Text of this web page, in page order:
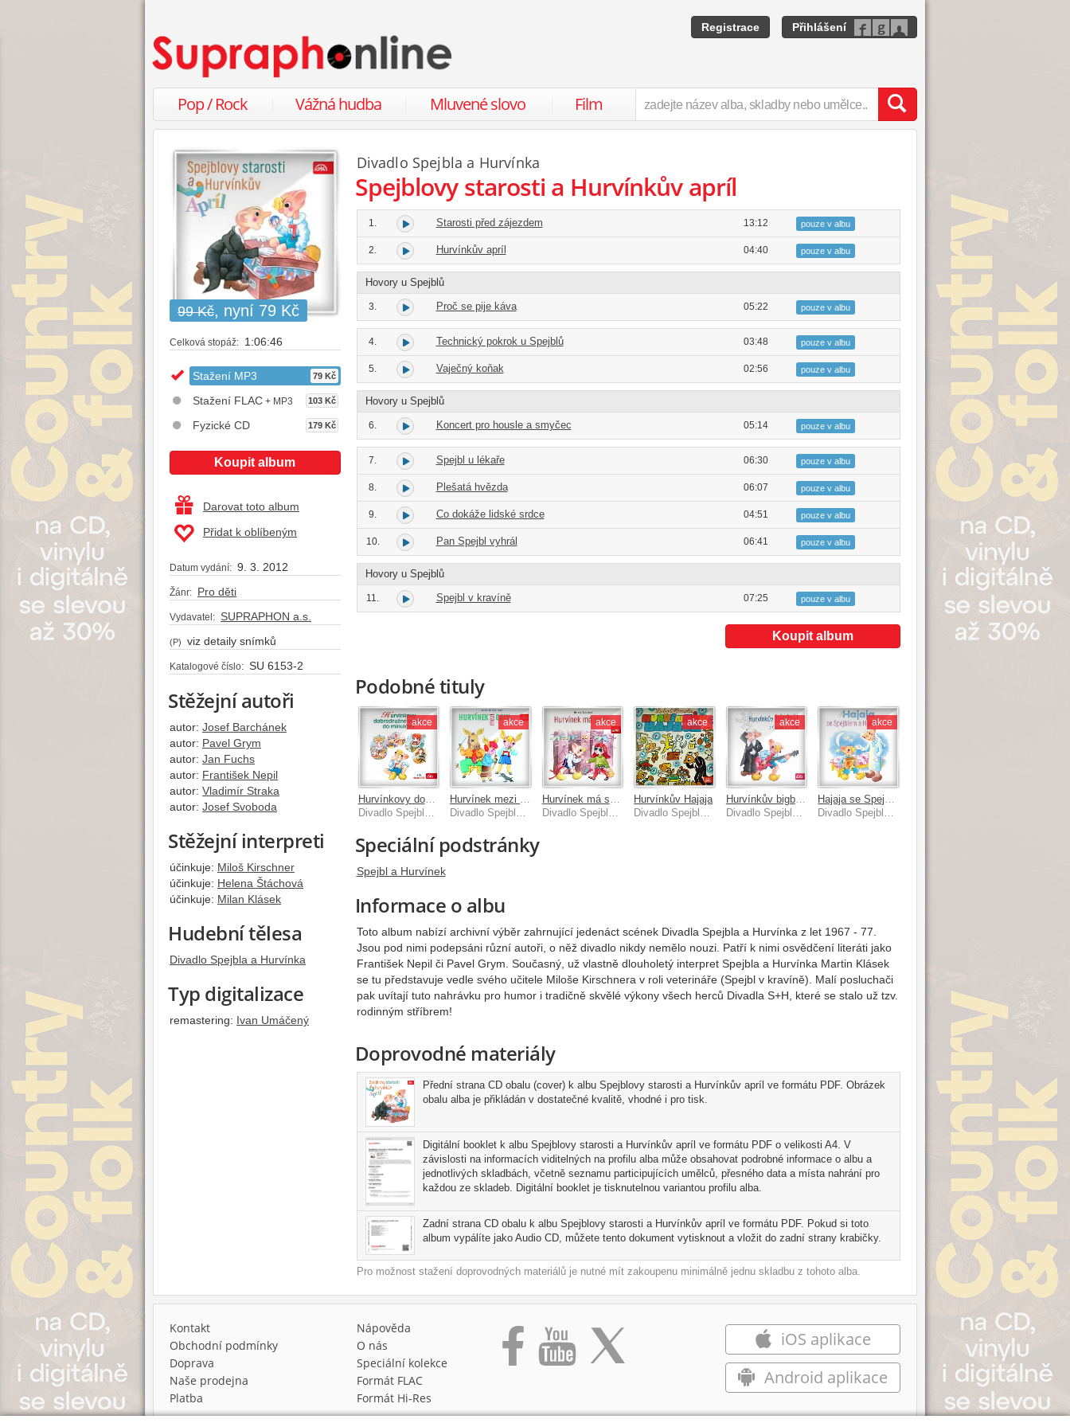
Registrace Přihlášení
Pop / Rock Vážná hudba Mluvené slovo Film
99 Kč, nyní 79 Kč
Celková stopáž: 1:06:46
Stažení MP3 79 Kč
Stažení FLAC + MP3 103 Kč
Fyzické CD 179 Kč
Koupit album
Darovat toto album
Přidat k oblíbeným
Datum vydání: 9. 3. 2012
Žánr: Pro děti
Vydavatel: SUPRAPHON a.s.
(P) viz detaily snímků
Katalogové číslo: SU 6153-2
Stěžejní autoři
autor: Josef Barchánek
autor: Pavel Grym
autor: Jan Fuchs
autor: František Nepil
autor: Vladimír Straka
autor: Josef Svoboda
Stěžejní interpreti
účinkuje: Miloš Kirschner
účinkuje: Helena Štáchová
účinkuje: Milan Klásek
Hudební tělesa
Divadlo Spejbla a Hurvínka
Typ digitalizace
remastering: Ivan Umáčený
Divadlo Spejbla a Hurvínka
Spejblovy starosti a Hurvínkův apríl
1. Starosti před zájezdem 13:12 pouze v albu
2. Hurvínkův apríl 04:40 pouze v albu
Hovory u Spejblů
3. Proč se pije káva 05:22 pouze v albu
4. Technický pokrok u Spejblů 03:48 pouze v albu
5. Vaječný koňak 02:56 pouze v albu
Hovory u Spejblů
6. Koncert pro housle a smyčec 05:14 pouze v albu
7. Spejbl u lékaře 06:30 pouze v albu
8. Plešatá hvězda 06:07 pouze v albu
9. Co dokáže lidské srdce 04:51 pouze v albu
10. Pan Spejbl vyhrál 06:41 pouze v albu
Hovory u Spejblů
11. Spejbl v kravíně 07:25 pouze v albu
Koupit album
Podobné tituly
akce
Hurvínkovy dobrodružné výlety do minulosti
akce akce akce
Hurvínkův Hajaja
akce
Hurvínkův bigbýt a 9 dalších scének
akce
Speciální podstránky
Spejbl a Hurvínek
Informace o albu
Toto album nabízí archivní výběr zahrnující jedenáct scének Divadla Spejbla a Hurvínka z let 1967 - 77.
Jsou pod nimi podepsáni různí autoři, o něž divadlo nikdy nemělo nouzi. Patří k nimi osvědčení literáti jako
František Nepil či Pavel Grym. Současný, už vlastně dlouholetý interpret Spejbla a Hurvínka Martin Klásek
se tu představuje vedle svého učitele Miloše Kirschnera v roli veterináře (Spejbl v kravíně). Malí posluchači
pak uvítají tuto nahrávku pro humor i tradičně skvělé výkony všech herců Divadla S+H, které se stalo už tzv.
rodinným stříbrem!
Doprovodné materiály
Přední strana CD obalu (cover) k albu Spejblovy starosti a Hurvínkův apríl ve formátu PDF. Obrázek
obalu alba je přikládán v dostatečné kvalitě, vhodné i pro tisk.
Digitální booklet k albu Spejblovy starosti a Hurvínkův apríl ve formátu PDF o velikosti A4. V
závislosti na informacích viditelných na profilu alba může obsahovat podrobné informace o albu a
jednotlivých skladbách, včetně seznamu participujících umělců, přesného data a místa nahrání pro
každou ze skladeb. Digitální booklet je tisknutelnou variantou profilu alba.
Zadní strana CD obalu k albu Spejblovy starosti a Hurvínkův apríl ve formátu PDF. Pokud si toto
album vypálíte jako Audio CD, můžete tento dokument vytisknout a vložit do zadní strany krabičky.
Pro možnost stažení doprovodných materiálů je nutné mít zakoupenu minimálně jednu skladbu z tohoto alba.
Kontakt
Obchodní podmínky
Doprava
Naše prodejna
Platba
Nápověda
O nás
Speciální kolekce
Formát FLAC
Formát Hi‑Res
iOS aplikace
Android aplikace